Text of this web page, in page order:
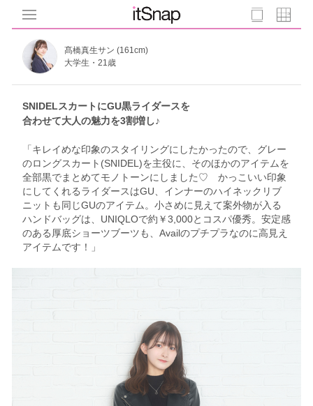
髙橋真生サン (161cm)
大学生・21歳
SNIDELスカートにGU黒ライダースを
合わせて大人の魅力を3割増し♪
「キレイめな印象のスタイリングにしたかったので、グレー
のロングスカート(SNIDEL)を主役に、そのほかのアイテムを
全部黒でまとめてモノトーンにしました♡ かっこいい印象
にしてくれるライダースはGU、インナーのハイネックリブ
ニットも同じGUのアイテム。小さめに見えて案外物が入る
ハンドバッグは、UNIQLOで約￥3,000とコスパ優秀。安定感
のある厚底ショーツブーツも、Availのプチプラなのに高見え
アイテムです！」